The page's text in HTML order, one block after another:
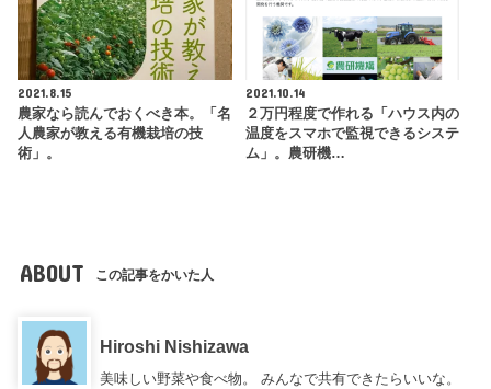
2021.8.15
農家なら読んでおくべき本。「名
人農家が教える有機栽培の技
術」。
2021.10.14
２万円程度で作れる「ハウス内の
温度をスマホで監視できるシステ
ム」。農研機…
ABOUT この記事をかいた人
Hiroshi Nishizawa
美味しい野菜や食べ物。 みんなで共有できたらいいな。